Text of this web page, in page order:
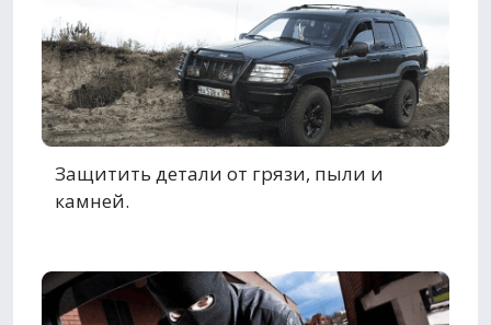
Защитить детали от грязи, пыли и
камней.